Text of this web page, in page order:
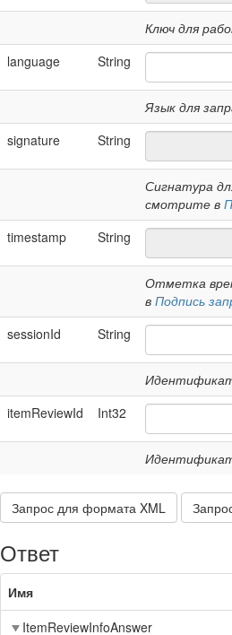
Ключ для
language
String
Язык для
signature
String
Сигнатура
смотрите в
timestamp
String
Отметка
в Подпись
sessionId
String
itemReviewId
Int32
Запрос для формата XML
Ответ
Имя
ItemReviewInfoAnswer